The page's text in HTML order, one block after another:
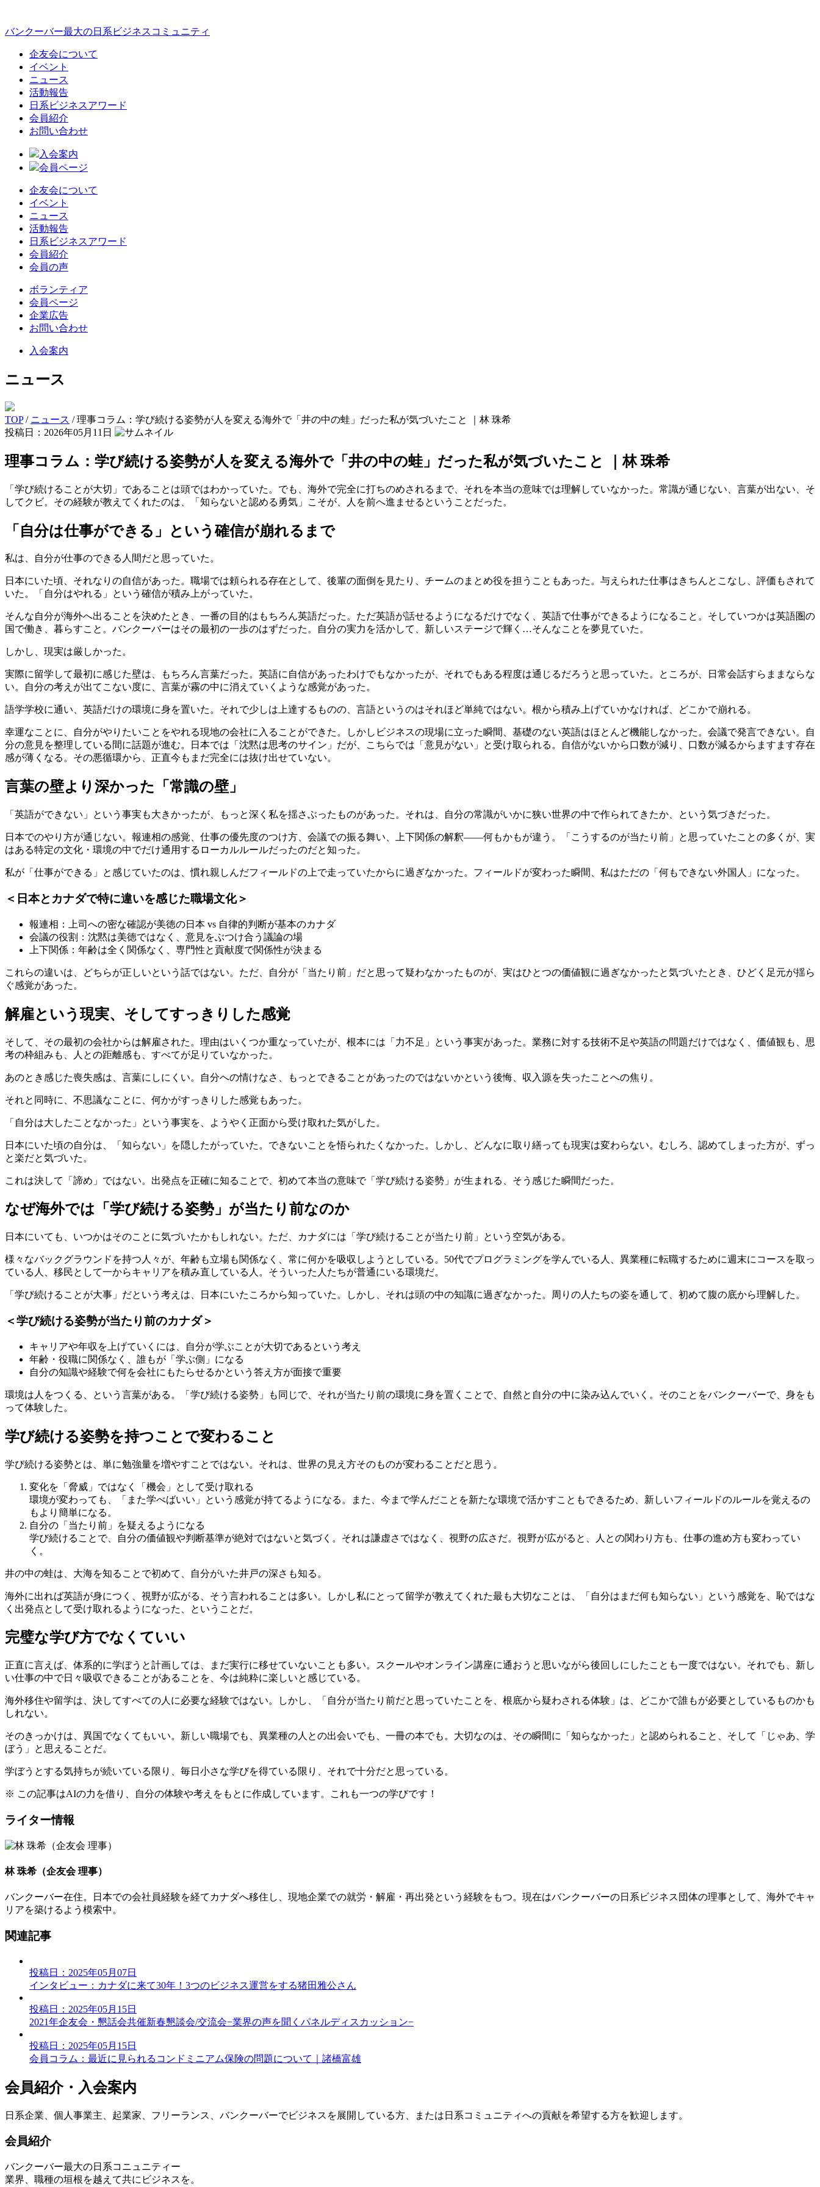
バンクーバー最大の日系ビジネスコミュニティ
企友会について
イベント
ニュース
活動報告
日系ビジネスアワード
会員紹介
お問い合わせ
入会案内
会員ページ
企友会について
イベント
ニュース
活動報告
日系ビジネスアワード
会員紹介
会員の声
ボランティア
会員ページ
企業広告
お問い合わせ
入会案内
ニュース
TOP / ニュース /理事コラム：学び続ける姿勢が人を変える海外で「井の中の蛙」だった私が気づいたこと ｜林 珠希
投稿日：2026年05月11日
理事コラム：学び続ける姿勢が人を変える海外で「井の中の蛙」だった私が気づいたこと ｜林 珠希
「学び続けることが大切」であることは頭ではわかっていた。でも、海外で完全に打ちのめされるまで、それを本当の意味では理解していなかった。常識が通じない、言葉が出ない、そ
してクビ。その経験が教えてくれたのは、「知らないと認める勇気」こそが、人を前へ進ませるということだった。
「自分は仕事ができる」という確信が崩れるまで
私は、自分が仕事のできる人間だと思っていた。
日本にいた頃、それなりの自信があった。職場では頼られる存在として、後輩の面倒を見たり、チームのまとめ役を担うこともあった。与えられた仕事はきちんとこなし、評価もされて
いた。「自分はやれる」という確信が積み上がっていた。
そんな自分が海外へ出ることを決めたとき、一番の目的はもちろん英語だった。ただ英語が話せるようになるだけでなく、英語で仕事ができるようになること。そしていつかは英語圏の
国で働き、暮らすこと。バンクーバーはその最初の一歩のはずだった。自分の実力を活かして、新しいステージで輝く…そんなことを夢見ていた。
しかし、現実は厳しかった。
実際に留学して最初に感じた壁は、もちろん言葉だった。英語に自信があったわけでもなかったが、それでもある程度は通じるだろうと思っていた。ところが、日常会話すらままならな
い。自分の考えが出てこない度に、言葉が霧の中に消えていくような感覚があった。
語学学校に通い、英語だけの環境に身を置いた。それで少しは上達するものの、言語というのはそれほど単純ではない。根から積み上げていかなければ、どこかで崩れる。
幸運なことに、自分がやりたいことをやれる現地の会社に入ることができた。しかしビジネスの現場に立った瞬間、基礎のない英語はほとんど機能しなかった。会議で発言できない。自
分の意見を整理している間に話題が進む。日本では「沈黙は思考のサイン」だが、こちらでは「意見がない」と受け取られる。自信がないから口数が減り、口数が減るからますます存在
感が薄くなる。その悪循環から、正直今もまだ完全には抜け出せていない。
言葉の壁より深かった「常識の壁」
「英語ができない」という事実も大きかったが、もっと深く私を揺さぶったものがあった。それは、自分の常識がいかに狭い世界の中で作られてきたか、という気づきだった。
日本でのやり方が通じない。報連相の感覚、仕事の優先度のつけ方、会議での振る舞い、上下関係の解釈——何もかもが違う。「こうするのが当たり前」と思っていたことの多くが、実
はある特定の文化・環境の中でだけ通用するローカルルールだったのだと知った。
私が「仕事ができる」と感じていたのは、慣れ親しんだフィールドの上で走っていたからに過ぎなかった。フィールドが変わった瞬間、私はただの「何もできない外国人」になった。
＜日本とカナダで特に違いを感じた職場文化＞
報連相：上司への密な確認が美徳の日本 vs 自律的判断が基本のカナダ
会議の役割：沈黙は美徳ではなく、意見をぶつけ合う議論の場
上下関係：年齢は全く関係なく、専門性と貢献度で関係性が決まる
これらの違いは、どちらが正しいという話ではない。ただ、自分が「当たり前」だと思って疑わなかったものが、実はひとつの価値観に過ぎなかったと気づいたとき、ひどく足元が揺ら
ぐ感覚があった。
解雇という現実、そしてすっきりした感覚
そして、その最初の会社からは解雇された。理由はいくつか重なっていたが、根本には「力不足」という事実があった。業務に対する技術不足や英語の問題だけではなく、価値観も、思
考の枠組みも、人との距離感も、すべてが足りていなかった。
あのとき感じた喪失感は、言葉にしにくい。自分への情けなさ、もっとできることがあったのではないかという後悔、収入源を失ったことへの焦り。
それと同時に、不思議なことに、何かがすっきりした感覚もあった。
「自分は大したことなかった」という事実を、ようやく正面から受け取れた気がした。
日本にいた頃の自分は、「知らない」を隠したがっていた。できないことを悟られたくなかった。しかし、どんなに取り繕っても現実は変わらない。むしろ、認めてしまった方が、ずっ
と楽だと気づいた。
これは決して「諦め」ではない。出発点を正確に知ることで、初めて本当の意味で「学び続ける姿勢」が生まれる、そう感じた瞬間だった。
なぜ海外では「学び続ける姿勢」が当たり前なのか
日本にいても、いつかはそのことに気づいたかもしれない。ただ、カナダには「学び続けることが当たり前」という空気がある。
様々なバックグラウンドを持つ人々が、年齢も立場も関係なく、常に何かを吸収しようとしている。50代でプログラミングを学んでいる人、異業種に転職するために週末にコースを取っ
ている人、移民として一からキャリアを積み直している人。そういった人たちが普通にいる環境だ。
「学び続けることが大事」だという考えは、日本にいたころから知っていた。しかし、それは頭の中の知識に過ぎなかった。周りの人たちの姿を通して、初めて腹の底から理解した。
＜学び続ける姿勢が当たり前のカナダ＞
キャリアや年収を上げていくには、自分が学ぶことが大切であるという考え
年齢・役職に関係なく、誰もが「学ぶ側」になる
自分の知識や経験で何を会社にもたらせるかという答え方が面接で重要
環境は人をつくる、という言葉がある。「学び続ける姿勢」も同じで、それが当たり前の環境に身を置くことで、自然と自分の中に染み込んでいく。そのことをバンクーバーで、身をも
って体験した。
学び続ける姿勢を持つことで変わること
学び続ける姿勢とは、単に勉強量を増やすことではない。それは、世界の見え方そのものが変わることだと思う。
変化を「脅威」ではなく「機会」として受け取れる
環境が変わっても、「また学べばいい」という感覚が持てるようになる。また、今まで学んだことを新たな環境で活かすこともできるため、新しいフィールドのルールを覚えるの
もより簡単になる。
自分の「当たり前」を疑えるようになる
学び続けることで、自分の価値観や判断基準が絶対ではないと気づく。それは謙虚さではなく、視野の広さだ。視野が広がると、人との関わり方も、仕事の進め方も変わってい
く。
井の中の蛙は、大海を知ることで初めて、自分がいた井戸の深さも知る。
海外に出れば英語が身につく、視野が広がる、そう言われることは多い。しかし私にとって留学が教えてくれた最も大切なことは、「自分はまだ何も知らない」という感覚を、恥ではな
く出発点として受け取れるようになった、ということだ。
完璧な学び方でなくていい
正直に言えば、体系的に学ぼうと計画しては、まだ実行に移せていないことも多い。スクールやオンライン講座に通おうと思いながら後回しにしたことも一度ではない。それでも、新し
い仕事の中で日々吸収できることがあることを、今は純粋に楽しいと感じている。
海外移住や留学は、決してすべての人に必要な経験ではない。しかし、「自分が当たり前だと思っていたことを、根底から疑わされる体験」は、どこかで誰もが必要としているものかも
しれない。
そのきっかけは、異国でなくてもいい。新しい職場でも、異業種の人との出会いでも、一冊の本でも。大切なのは、その瞬間に「知らなかった」と認められること、そして「じゃあ、学
ぼう」と思えることだ。
学ぼうとする気持ちが続いている限り、毎日小さな学びを得ている限り、それで十分だと思っている。
※ この記事はAIの力を借り、自分の体験や考えをもとに作成しています。これも一つの学びです！
ライター情報
林 珠希（企友会 理事）
バンクーバー在住。日本での会社員経験を経てカナダへ移住し、現地企業での就労・解雇・再出発という経験をもつ。現在はバンクーバーの日系ビジネス団体の理事として、海外でキャ
リアを築けるよう模索中。
関連記事
投稿日：2025年05月07日
インタビュー：カナダに来て30年！3つのビジネス運営をする猪田雅公さん
投稿日：2025年05月15日
2021年企友会・懇話会共催新春懇談会/交流会−業界の声を聞くパネルディスカッション−
投稿日：2025年05月15日
会員コラム：最近に見られるコンドミニアム保険の問題について｜諸橋富雄
会員紹介・入会案内
日系企業、個人事業主、起業家、フリーランス、バンクーバーでビジネスを展開している方、または日系コミュニティへの貢献を希望する方を歓迎します。
会員紹介
バンクーバー最大の日系コニュニティー
業界、職種の垣根を越えて共にビジネスを。